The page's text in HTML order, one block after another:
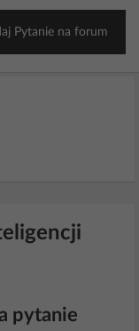
Pytanie na forum
pytanie